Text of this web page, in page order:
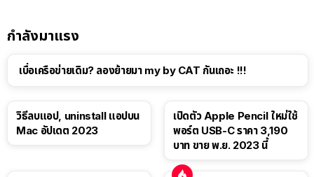
กำลังมาแรง
เบื่อเครือข่ายเดิม? ลองย้ายมา my by CAT กันเถอะ !!!
วิธีลบแอป, uninstall แอปบน
Mac อัปเดต 2023
เปิดตัว Apple Pencil ใหม่ใช้
พอร์ต USB-C ราคา 3,190
บาท ขาย พ.ย. 2023 นี้